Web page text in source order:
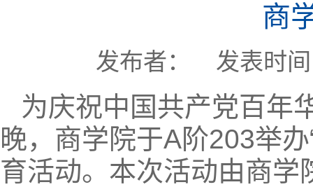
商
发布者： 发表时
为庆祝中国共产党百年
晚，商学院于A阶203举
育活动。本次活动由商